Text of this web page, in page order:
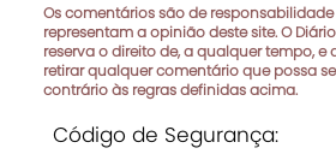
Os comentários são de
representam a opinião deste site. O
reserva o direito de, a qualquer tempo, e
retirar qualquer comentário que possa
contrário às regras definidas acima.
Código de Segurança: